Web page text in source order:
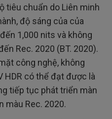
tiêu chuẩn do Liên minh
độ sáng của của
1,000 nits và không
Rec. 2020 (BT. 2020).
công nghệ, không
HDR có thể đạt được là
tiếp tục phát triển màn
màu Rec. 2020.